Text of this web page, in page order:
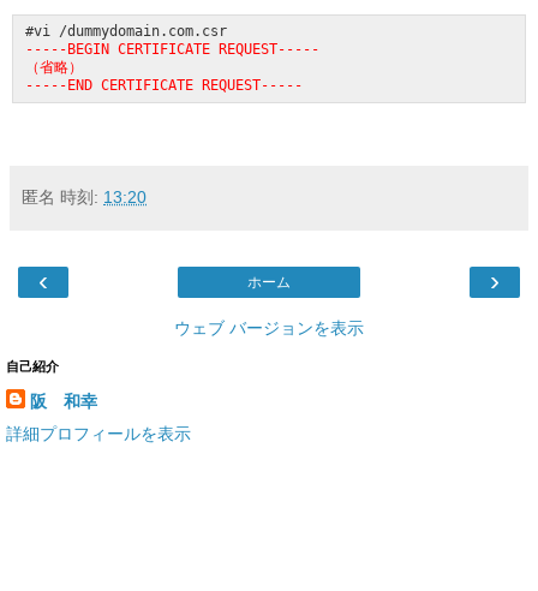
#vi /dummydomain.com.csr
-----BEGIN CERTIFICATE REQUEST-----
（省略）
-----END CERTIFICATE REQUEST-----
匿名 時刻: 13:20
‹ ›
ホーム
ウェブ バージョンを表示
自己紹介
阪 和幸
詳細プロフィールを表示